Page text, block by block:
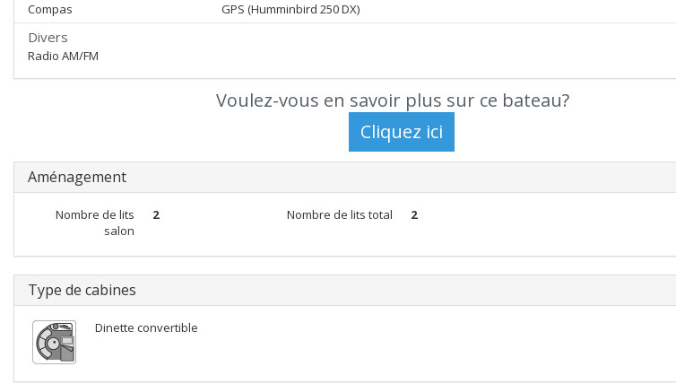
Compas GPS (Humminbird 250 DX)
Divers
Radio AM/FM
Voulez-vous en savoir plus sur ce bateau?
Aménagement
Nombre de lits
salon
2 Nombre de lits total 2
Type de cabines
Dinette convertible